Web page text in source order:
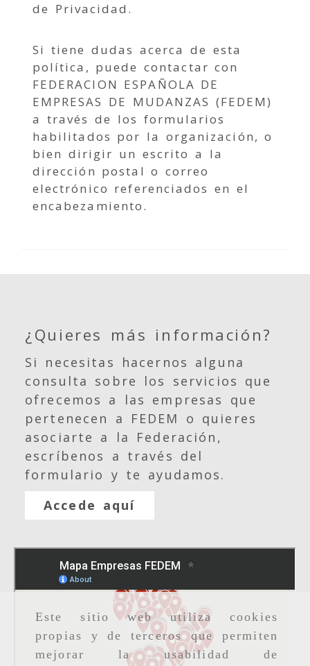
Este sitio web utiliza cookies
propias y de terceros que permiten
mejorar la usabilidad de
de Privacidad.
Si tiene dudas acerca de esta
política, puede contactar con
FEDERACION ESPAÑOLA DE
EMPRESAS DE MUDANZAS (FEDEM)
a través de los formularios
habilitados por la organización, o
bien dirigir un escrito a la
dirección postal o correo
electrónico referenciados en el
encabezamiento.
¿Quieres más información?
Si necesitas hacernos alguna
consulta sobre los servicios que
ofrecemos a las empresas que
pertenecen a FEDEM o quieres
asociarte a la Federación,
escríbenos a través del
formulario y te ayudamos.
Accede aquí